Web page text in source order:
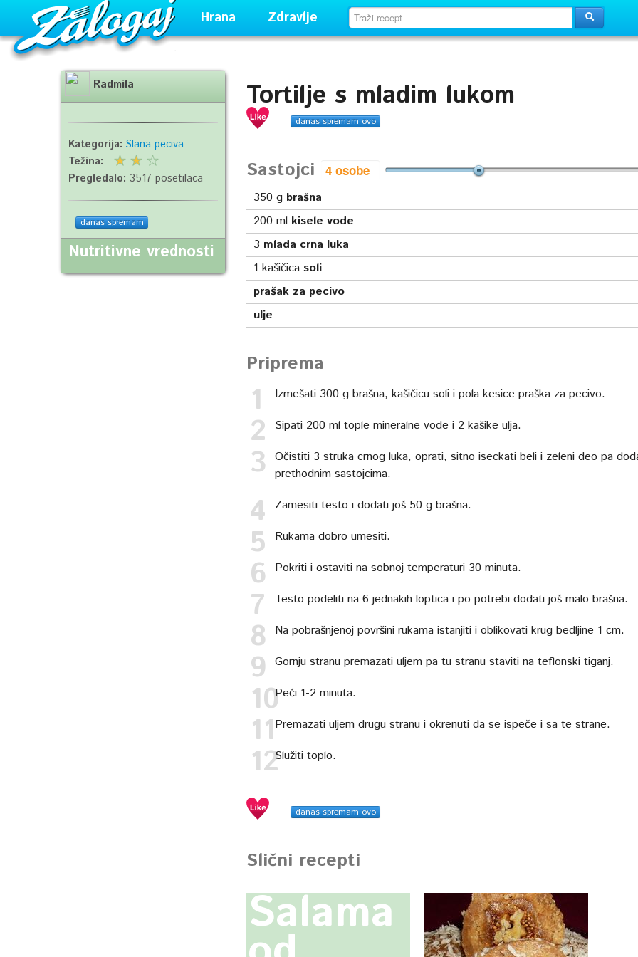
Hrana Zdravlje
Tortilje s mladim lukom
danas spremam ovo
Sastojci
350 g brašna
200 ml kisele vode
3 mlada crna luka
1 kašičica soli
prašak za pecivo
ulje
Priprema
Izmešati 300 g brašna, kašičicu soli i pola kesice praška za pecivo.
Sipati 200 ml tople mineralne vode i 2 kašike ulja.
Očistiti 3 struka crnog luka, oprati, sitno iseckati beli i zeleni deo pa
prethodnim sastojcima.
Zamesiti testo i dodati još 50 g brašna.
Rukama dobro umesiti.
Pokriti i ostaviti na sobnoj temperaturi 30 minuta.
Testo podeliti na 6 jednakih loptica i po potrebi dodati još malo brašna.
Na pobrašnjenoj površini rukama istanjiti i oblikovati krug bedljine 1 cm.
Gornju stranu premazati uljem pa tu stranu staviti na teflonski tiganj.
Peći 1-2 minuta.
Premazati uljem drugu stranu i okrenuti da se ispeče i sa te strane.
Služiti toplo.
danas spremam ovo
Slični recepti
Salama
Radmila
Kategorija: Slana peciva
Težina:
Pregledalo: 3517 posetilaca
danas spremam
Nutritivne vrednosti